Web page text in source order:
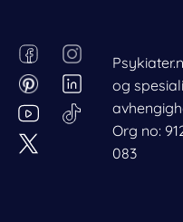
og
Org no:
083
F
a
c
e
b
o
I
n
s
t
P
i
n
t
e
r
L
i
n
k